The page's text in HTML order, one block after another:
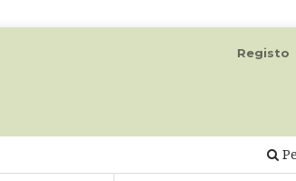
Registo